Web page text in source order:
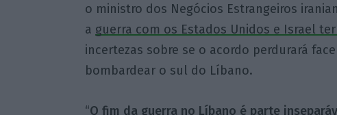
o ministro dos Negócios Estrangeiros
a guerra com os Estados Unidos e Israel
incertezas sobre se o acordo perdurará
bombardear o sul do Líbano.
“O fim da guerra no Líbano é parte